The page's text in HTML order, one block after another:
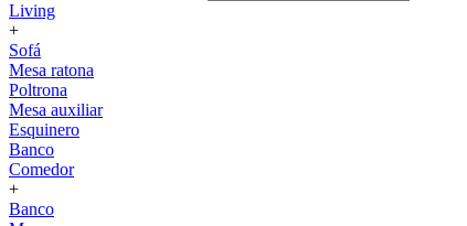
Living
+
Sofá
Mesa ratona
Poltrona
Mesa auxiliar
Esquinero
Banco
Comedor
+
Banco